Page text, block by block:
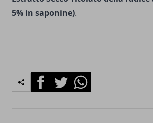
5% in saponine).
FacebookTwitterWhatsapp